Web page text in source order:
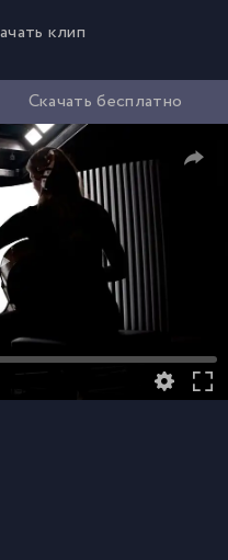
клип
Скачать бесплатно